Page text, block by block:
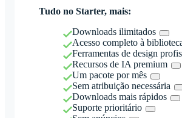
Tudo no Starter, mais:
Downloads ilimitados
Acesso completo à
Ferramentas de design
Recursos de IA premium
Um pacote por mês
Sem atribuição necessária
Downloads mais rápidos
Suporte prioritário